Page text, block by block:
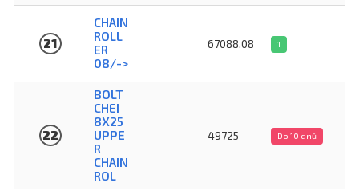
21
CHAIN
ROLL
ER
08/->
67088.08 1
22
BOLT
CHEI
8X25
UPPE
R
CHAIN
ROL
49725 Do 10 dnů